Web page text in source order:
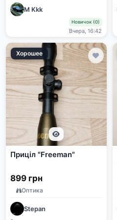
M Kkk
Новичок (0)
Вчера, 16:42
Хорошее
Приціл "Freeman"
899 грн
Оптика
Stepan